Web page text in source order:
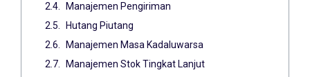
Manajemen Pengiriman
Hutang Piutang
Manajemen Masa Kadaluwarsa
Manajemen Stok Tingkat Lanjut